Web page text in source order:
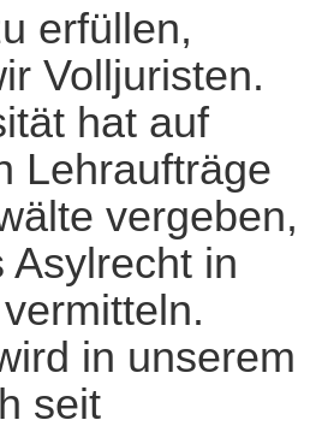
erfüllen,
Volljuristen.
hat auf
Lehraufträge
vergeben,
Asylrecht in
in unserem
seit